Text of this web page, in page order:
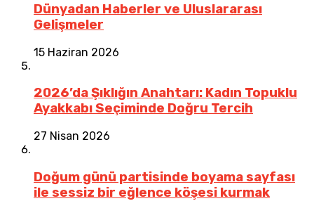
Dünyadan Haberler ve Uluslararası
Gelişmeler
15 Haziran 2026
2026’da Şıklığın Anahtarı: Kadın Topuklu
Ayakkabı Seçiminde Doğru Tercih
27 Nisan 2026
Doğum günü partisinde boyama sayfası
ile sessiz bir eğlence köşesi kurmak